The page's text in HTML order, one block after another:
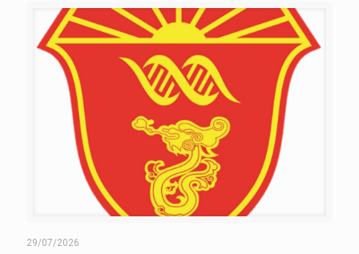
29/07/2026